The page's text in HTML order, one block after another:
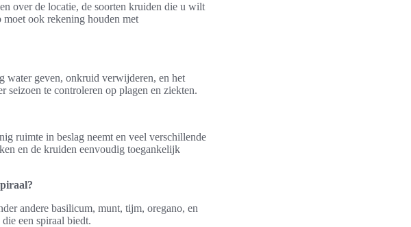
over de locatie, de soorten kruiden die u wilt
ook rekening houden met
water geven, onkruid verwijderen, en het
te controleren op plagen en ziekten.
ruimte in beslag neemt en veel verschillende
en de kruiden eenvoudig toegankelijk
andere basilicum, munt, tijm, oregano, en
een spiraal biedt.